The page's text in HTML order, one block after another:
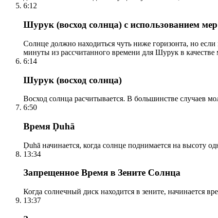
6:12
Шурук (восход солнца) с использованием
Солнце должно находиться чуть ниже горизонта, но
минуты из рассчитанного времени для Шурук в
6:14
Шурук (восход солнца)
Восход солнца расчитывается. В большинстве случаев
6:50
Время Ḍuhā
Ḍuhā начинается, когда солнце поднимается на высоту
13:34
Запрещенное Время в Зените Солнца
Когда солнечный диск находится в зените, начинается
13:37